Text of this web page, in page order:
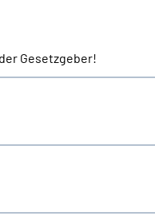
Gesetzgeber!